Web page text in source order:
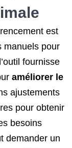
est
manuels pour
fournisse
améliorer le
ajustements
pour obtenir
besoins
demander un